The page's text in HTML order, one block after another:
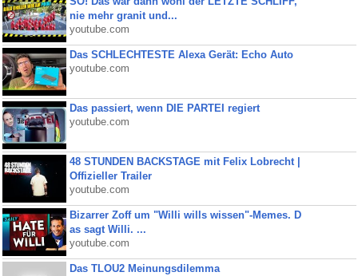
nie mehr granit und...
youtube.com
Das SCHLECHTESTE Alexa Gerät: Echo Auto
youtube.com
Das passiert, wenn DIE PARTEI regiert
youtube.com
48 STUNDEN BACKSTAGE mit Felix Lobrecht |
Offizieller Trailer
youtube.com
Bizarrer Zoff um "Willi wills wissen"-Memes. D
as sagt Willi. ...
youtube.com
Das TLOU2 Meinungsdilemma